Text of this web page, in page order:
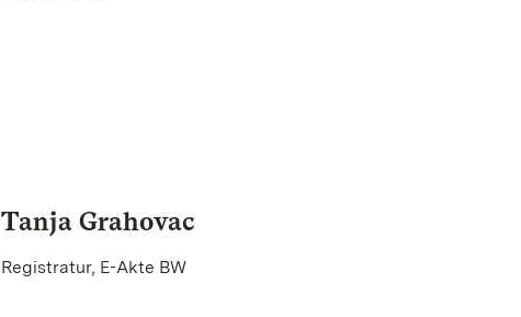
Tanja Grahovac
Registratur, E-Akte BW